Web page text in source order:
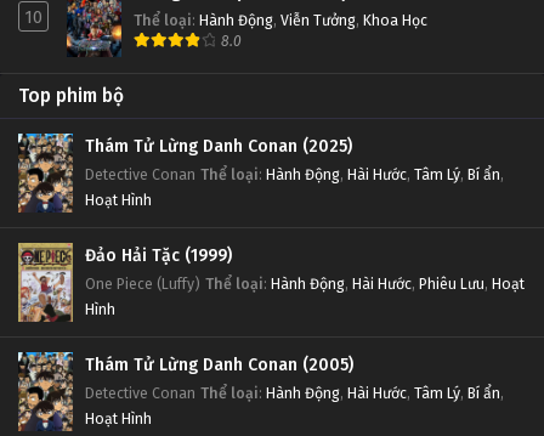
10 Thể loại: Hành Động, Viễn Tưởng, Khoa Học
8.0
Top phim bộ
Thám Tử Lừng Danh Conan (2025)
Detective Conan Thể loại: Hành Động, Hài Hước, Tâm Lý, Bí ẩn,
Hoạt Hình
Đảo Hải Tặc (1999)
One Piece (Luffy) Thể loại: Hành Động, Hài Hước, Phiêu Lưu, Hoạt
Hình
Thám Tử Lừng Danh Conan (2005)
Detective Conan Thể loại: Hành Động, Hài Hước, Tâm Lý, Bí ẩn,
Hoạt Hình